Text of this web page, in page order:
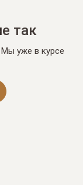
так
Мы уже в курсе